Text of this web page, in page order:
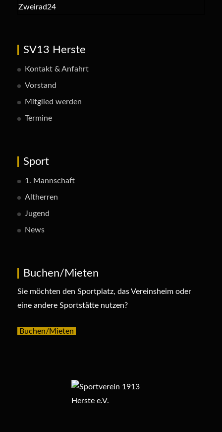
SV13 Herste
Kontakt & Anfahrt
Vorstand
Mitglied werden
Termine
Sport
1. Mannschaft
Altherren
Jugend
News
Buchen/Mieten
Sie möchten den Sportplatz, das Vereinsheim oder
eine andere Sportstätte nutzen?
Buchen/Mieten